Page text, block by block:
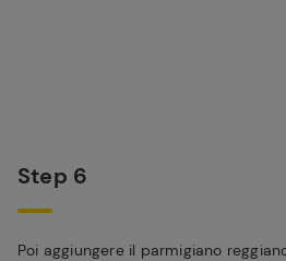
Step 6
Poi aggiungere il parmigiano